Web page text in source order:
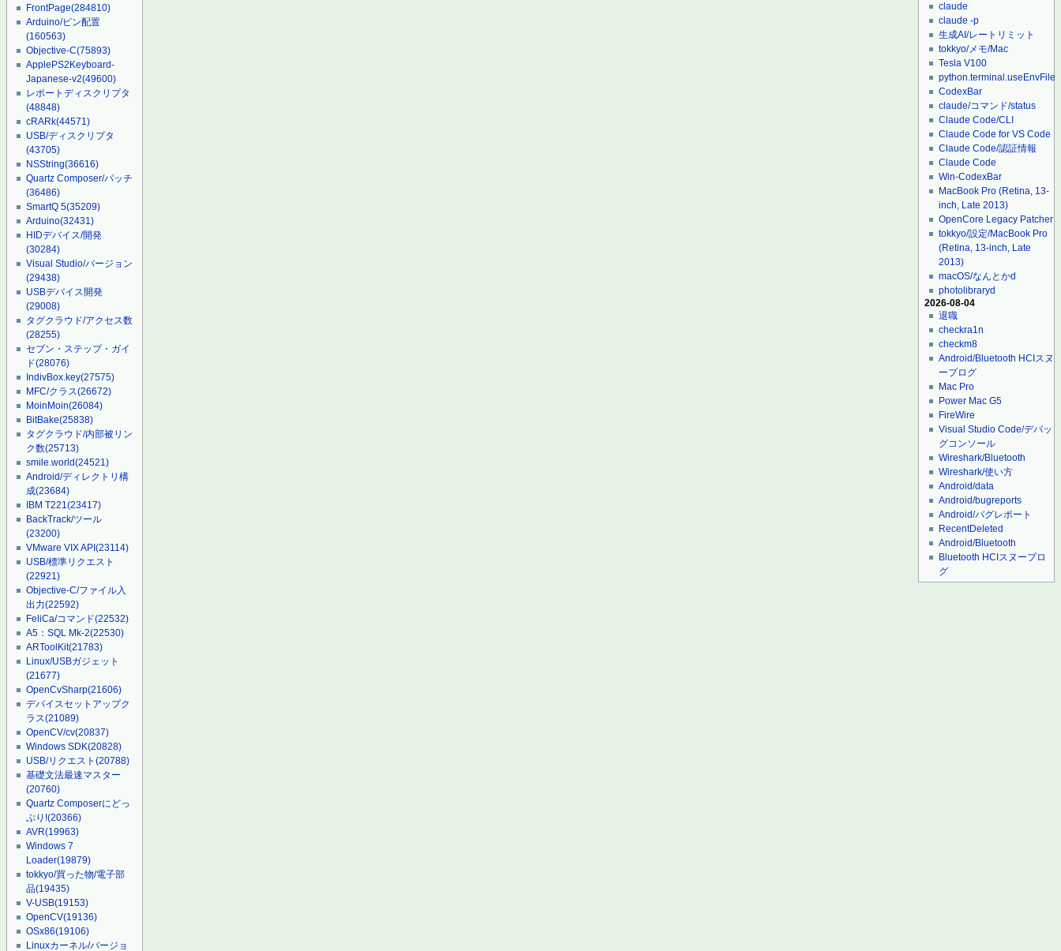
FrontPage(284810)
Arduino/ピン配置
(160563)
Objective-C(75893)
ApplePS2Keyboard-
Japanese-v2(49600)
レポートディスクリプタ
(48848)
cRARk(44571)
USB/ディスクリプタ
(43705)
NSString(36616)
Quartz Composer/パッチ
(36486)
SmartQ 5(35209)
Arduino(32431)
HIDデバイス/開発
(30284)
Visual Studio/バージョン
(29438)
USBデバイス開発
(29008)
タグクラウド/アクセス数
(28255)
セブン・ステップ・ガイ
ド(28076)
IndivBox.key(27575)
MFC/クラス(26672)
MoinMoin(26084)
BitBake(25838)
タグクラウド/内部被リン
ク数(25713)
smile.world(24521)
Android/ディレクトリ構
成(23684)
IBM T221(23417)
BackTrack/ツール
(23200)
VMware VIX API(23114)
USB/標準リクエスト
(22921)
Objective-C/ファイル入
出力(22592)
FeliCa/コマンド(22532)
A5：SQL Mk-2(22530)
ARToolKit(21783)
Linux/USBガジェット
(21677)
OpenCvSharp(21606)
デバイスセットアップク
ラス(21089)
OpenCV/cv(20837)
Windows SDK(20828)
USB/リクエスト(20788)
基礎文法最速マスター
(20760)
Quartz Composerにどっ
ぷり!(20366)
AVR(19963)
Windows 7
Loader(19879)
tokkyo/買った物/電子部
品(19435)
V-USB(19153)
OpenCV(19136)
OSx86(19106)
Linuxカーネル/バージョ
claude
claude -p
生成AI/レートリミット
tokkyo/メモ/Mac
Tesla V100
python.terminal.useEnvFile
CodexBar
claude/コマンド/status
Claude Code/CLI
Claude Code for VS Code
Claude Code/認証情報
Claude Code
Win-CodexBar
MacBook Pro (Retina, 13-
inch, Late 2013)
OpenCore Legacy Patcher
tokkyo/設定/MacBook Pro
(Retina, 13-inch, Late
2013)
macOS/なんとかd
photolibraryd
2026-08-04
退職
checkra1n
checkm8
Android/Bluetooth HCIスヌ
ープログ
Mac Pro
Power Mac G5
FireWire
Visual Studio Code/デバッ
グコンソール
Wireshark/Bluetooth
Wireshark/使い方
Android/data
Android/bugreports
Android/バグレポート
RecentDeleted
Android/Bluetooth
Bluetooth HCIスヌープロ
グ